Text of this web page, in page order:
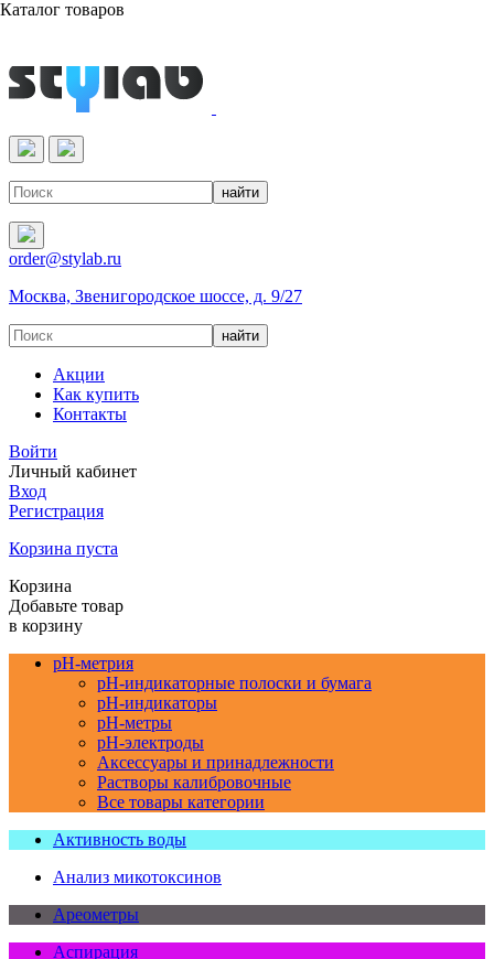
Реактивы & Оборудование
order@stylab.ru
Москва, Звенигородское шоссе, д. 9/27
Акции
Как купить
Контакты
Войти
Личный кабинет
Вход
Регистрация
Корзина пуста
Корзина
Добавьте товар
в корзину
pH-метрия
pH-индикаторные полоски и бумага
pH-индикаторы
pH-метры
pH-электроды
Аксессуары и принадлежности
Растворы калибровочные
Все товары категории
Активность воды
Анализ микотоксинов
Ареометры
Аспирация
Каталог товаров